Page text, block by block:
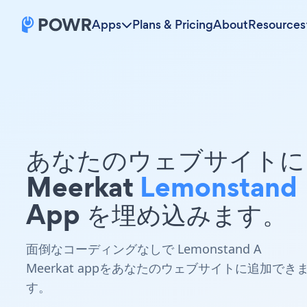
Apps Plans & PricingAboutResources
あなたのウェブサイト
Meerkat Lemonstand
App を埋め込みます。
面倒なコーディングなしで Lemonstand A
Meerkat appをあなたのウェブサイトに追加でき
す。